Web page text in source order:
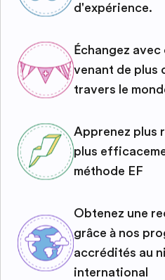
d'expérience.
Échangez
venant de plus
travers le
Apprenez plus
plus
méthode EF
Obtenez une
grâce à nos
accrédités au
international